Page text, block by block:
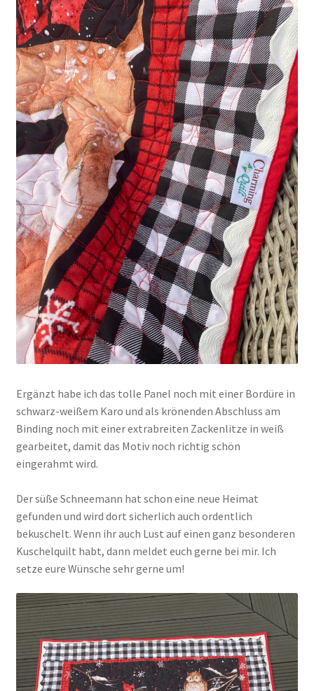
Ergänzt habe ich das tolle Panel noch mit einer Bordüre in
schwarz-weißem Karo und als krönenden Abschluss am
Binding noch mit einer extrabreiten Zackenlitze in weiß
gearbeitet, damit das Motiv noch richtig schön
eingerahmt wird.
Der süße Schneemann hat schon eine neue Heimat
gefunden und wird dort sicherlich auch ordentlich
bekuschelt. Wenn ihr auch Lust auf einen ganz besonderen
Kuschelquilt habt, dann meldet euch gerne bei mir. Ich
setze eure Wünsche sehr gerne um!